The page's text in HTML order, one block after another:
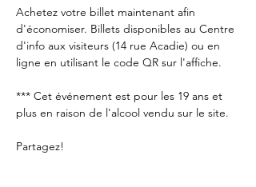
Achetez votre billet maintenant afin
d'économiser. Billets disponibles au Centre
d'info aux visiteurs (14 rue Acadie) ou en
ligne en utilisant le code QR sur l'affiche.
*** Cet événement est pour les 19 ans et
plus en raison de l'alcool vendu sur le site.
Partagez!